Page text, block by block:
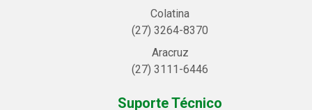
Colatina
(27) 3264-8370
Aracruz
(27) 3111-6446
Suporte Técnico